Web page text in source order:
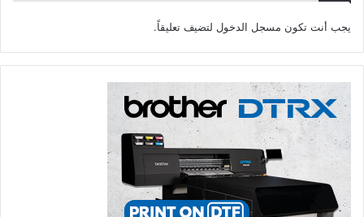
يجب أنت تكون مسجل الدخول لتضيف تعليقاً.